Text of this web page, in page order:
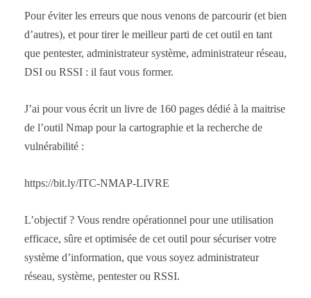
Pour éviter les erreurs que nous venons de parcourir (et bien
d’autres), et pour tirer le meilleur parti de cet outil en tant
que pentester, administrateur système, administrateur réseau,
DSI ou RSSI : il faut vous former.
J’ai pour vous écrit un livre de 160 pages dédié à la maitrise
de l’outil Nmap pour la cartographie et la recherche de
vulnérabilité :
https://bit.ly/ITC-NMAP-LIVRE
L’objectif ? Vous rendre opérationnel pour une utilisation
efficace, sûre et optimisée de cet outil pour sécuriser votre
système d’information, que vous soyez administrateur
réseau, système, pentester ou RSSI.